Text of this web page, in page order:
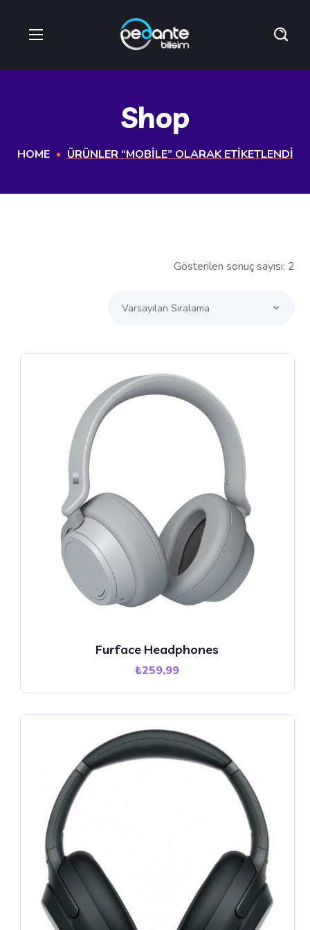
Shop
HOME ÜRÜNLER “MOBILE” OLARAK ETIKETLENDI
Gösterilen sonuç sayısı: 2
Furface Headphones
₺259,99